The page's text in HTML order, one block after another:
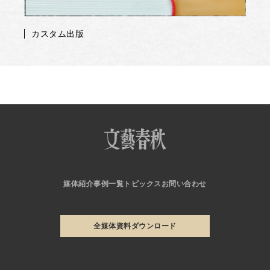
カスタム出版
媒体紹介事例一覧 トピックス お問い合わせ
全媒体資料ダウンロード